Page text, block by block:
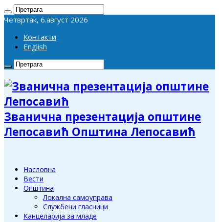
Четвртак, 6.август 2026
Контакти
English
Званична презентација општине
Лепосавић Општина Лепосавић
Насловна
Вести
Општина
Локална самоуправа
Службени гласници
Канцеларија за младе